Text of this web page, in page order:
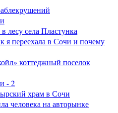
лесу села Пластунка
я переехала в Сочи и почему
коттеджный поселок
- 2
храм в Сочи
человека на авторынке